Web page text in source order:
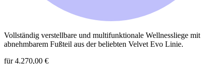
Vollständig verstellbare und multifunktionale Wellnessliege mit
abnehmbarem Fußteil aus der beliebten Velvet Evo Linie.
für 4.270,00 €